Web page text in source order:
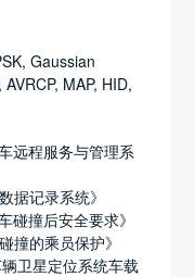
Gaussian
MAP, HID,
远程服务与管理系
据记录系统》
撞后安全要求》
撞的乘员保护》
卫星定位系统车载